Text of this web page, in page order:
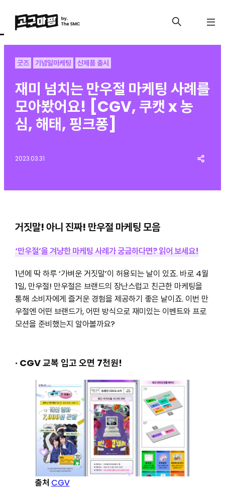
굿즈 기념일마케팅 신제품 출시
재미 넘치는 만우절 마케팅 사례를
모아봤어요! [CGV, 쿠캣 x 농
심, 해태, 핑크퐁]
2023.03.31
거짓말! 아니 진짜! 만우절 마케팅 모음
‘만우절’을 겨냥한 마케팅 사례가 궁금하다면? 읽어 보세요!
1년에 딱 하루 ‘가벼운 거짓말’이 허용되는 날이 있죠. 바로 4월
1일, 만우절! 만우절은 브랜드의 장난스럽고 친근한 마케팅을
통해 소비자에게 즐거운 경험을 제공하기 좋은 날이죠. 이번 만
우절엔 어떤 브랜드가, 어떤 방식으로 재미있는 이벤트와 프로
모션을 준비했는지 알아볼까요?
· CGV 교복 입고 오면 7천원!
출처 CGV